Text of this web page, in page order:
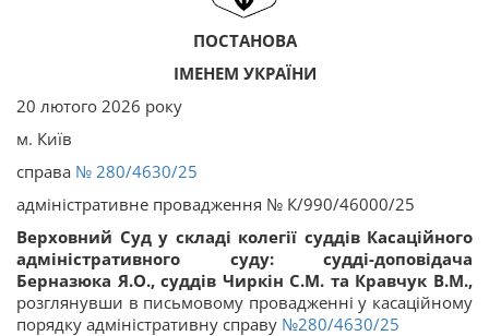
ПОСТАНОВА
ІМЕНЕМ УКРАЇНИ
20 лютого 2026 року
м. Київ
справа № 280/4630/25
адміністративне провадження № К/990/46000/25
Верховний Суд у складі колегії суддів Касаційного
адміністративного суду: судді-доповідача
Берназюка Я.О., суддів Чиркін С.М. та Кравчук В.М.,
розглянувши в письмовому провадженні у касаційному
порядку адміністративну справу №280/4630/25